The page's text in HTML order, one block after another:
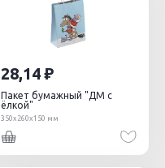
28,14
Пакет бумажный "ДМ с
ёлкой"
350х260х150 мм